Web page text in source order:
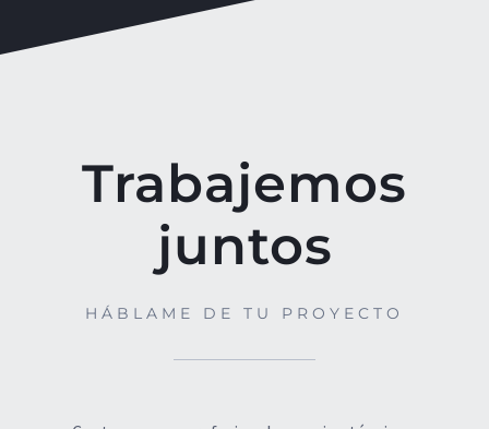
Trabajemos
juntos
HÁBLAME DE TU PROYECTO